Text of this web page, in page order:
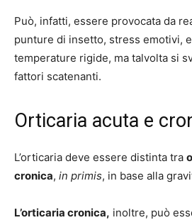
Può, infatti, essere provocata da
punture di insetto, stress emotivi,
temperature rigide, ma talvolta si
fattori scatenanti.
Orticaria acuta e
L’orticaria deve essere distinta tra
cronica, in primis, in base alla
L’orticaria cronica, inoltre, può